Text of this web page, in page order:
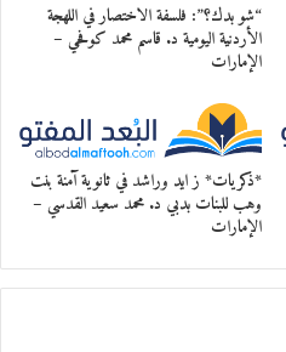
“شو بدك؟”: فلسفة الاختصار في اللهجة
الأردنية اليومية د. قاسم محمد كوفحي –
الإمارات
*ذكريات* ز ايد وراشد في ثانوية آمنة بنت
وهب للبنات بدبي د. محمد سعيد القدسي –
الإمارات